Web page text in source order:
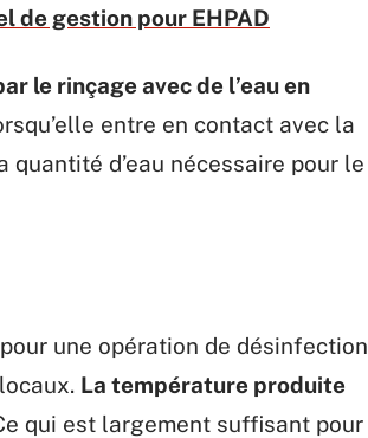
de gestion pour EHPAD
le rinçage avec de l’eau en
entre en contact avec la
d’eau nécessaire pour le
une opération de désinfection
La température produite
qui est largement suffisant pour